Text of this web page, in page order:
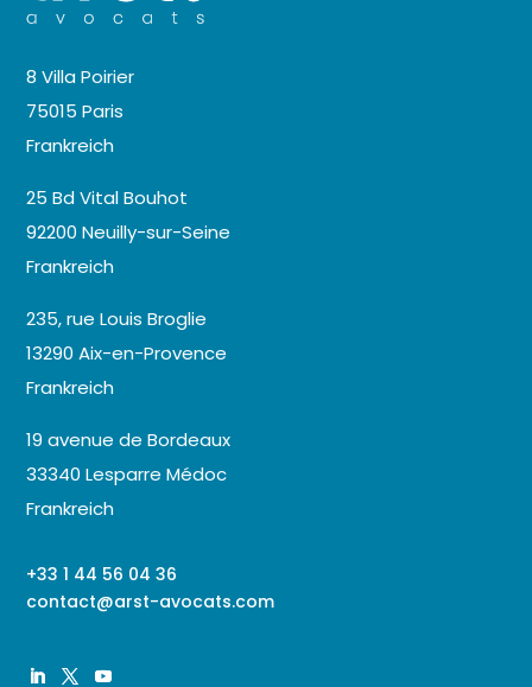
8 Villa Poirier
75015 Paris
Frankreich
25 Bd Vital Bouhot
92200 Neuilly-sur-Seine
Frankreich
235, rue Louis Broglie
13290 Aix-en-Provence
Frankreich
19 avenue de Bordeaux
33340 Lesparre Médoc
Frankreich
+33 1 44 56 04 36
contact@arst-avocats.com